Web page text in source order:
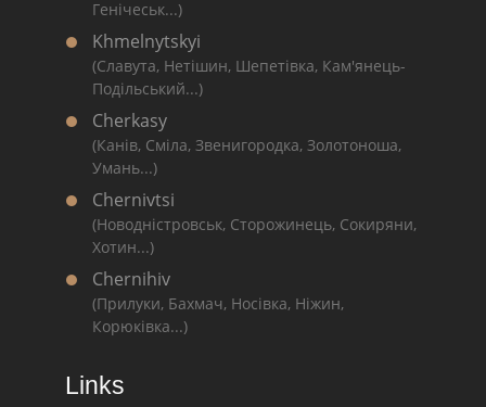
Генічеськ...)
Khmelnytskyi
(Славута, Нетішин, Шепетівка, Кам'янець-
Подільський...)
Cherkasy
(Канів, Сміла, Звенигородка, Золотоноша,
Умань...)
Chernivtsi
(Новодністровськ, Сторожинець, Сокиряни,
Хотин...)
Chernihiv
(Прилуки, Бахмач, Носівка, Ніжин,
Корюківка...)
Links